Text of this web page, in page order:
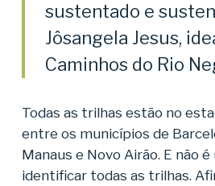
sustentado e
Jôsangela Jesus,
Caminhos do Rio
Todas as trilhas estão no
entre os municípios de
Manaus e Novo Airão. E não
identificar todas as trilhas.